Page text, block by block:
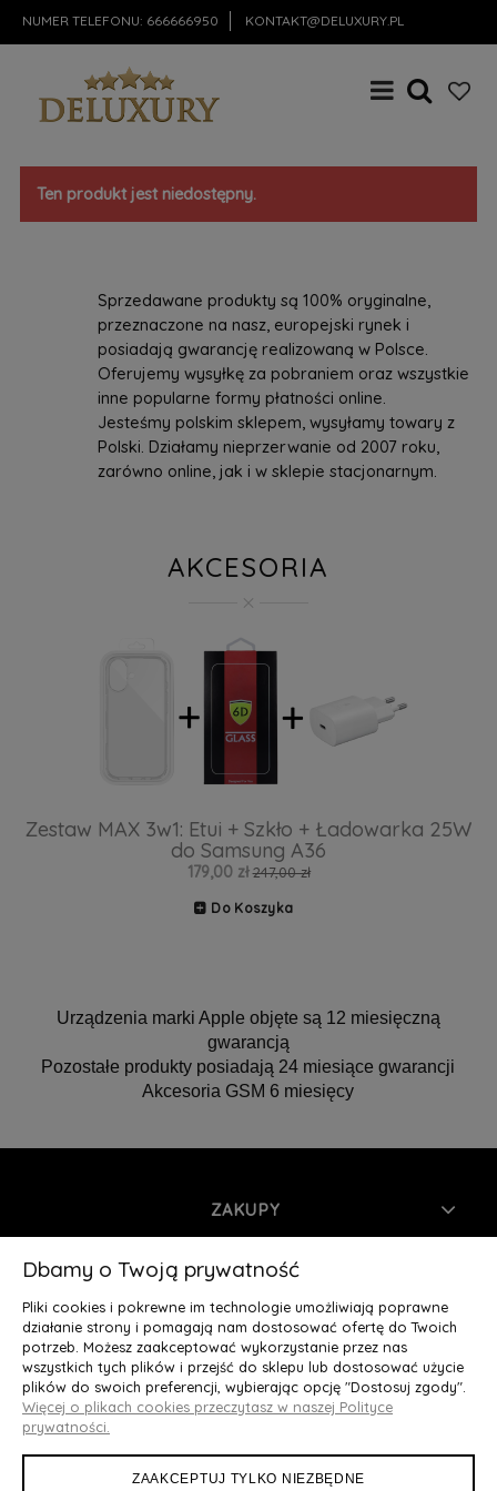
NUMER TELEFONU: 666666950 KONTAKT@DELUXURY.PL
Ten produkt jest niedostępny.
Sprzedawane produkty są 100% oryginalne,
przeznaczone na nasz, europejski rynek i
posiadają gwarancję realizowaną w Polsce.
Oferujemy wysyłkę za pobraniem oraz wszystkie
inne popularne formy płatności online.
Jesteśmy polskim sklepem, wysyłamy towary z
Polski. Działamy nieprzerwanie od 2007 roku,
zarówno online, jak i w sklepie stacjonarnym.
AKCESORIA
Zestaw MAX 3w1: Etui + Szkło + Ładowarka 25W
do Samsung A36
179,00 zł 247,00 zł
Do Koszyka
Urządzenia marki Apple objęte są 12 miesięczną
gwarancją
Pozostałe produkty posiadają 24 miesiące gwarancji
Akcesoria GSM 6 miesięcy
ZAKUPY
INFORMACJE
MOJE KONTO
O NAS
Deluxury.pl
Dbamy o Twoją prywatność
Pliki cookies i pokrewne im technologie umożliwiają poprawne
działanie strony i pomagają nam dostosować ofertę do Twoich
potrzeb. Możesz zaakceptować wykorzystanie przez nas
wszystkich tych plików i przejść do sklepu lub dostosować użycie
plików do swoich preferencji, wybierając opcję "Dostosuj zgody".
Więcej o plikach cookies przeczytasz w naszej Polityce
prywatności.
ZAAKCEPTUJ TYLKO NIEZBĘDNE